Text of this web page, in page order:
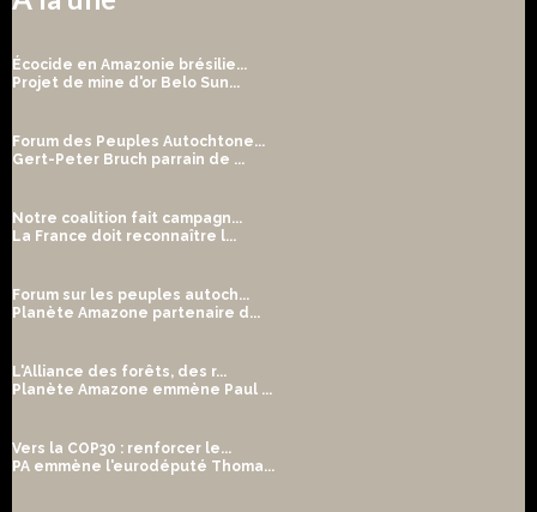
Écocide en Amazonie brésilie...
Projet de mine d'or Belo Sun...
Forum des Peuples Autochtone...
Gert-Peter Bruch parrain de ...
Notre coalition fait campagn...
La France doit reconnaître l...
Forum sur les peuples autoch...
Planète Amazone partenaire d...
L'Alliance des forêts, des r...
Planète Amazone emmène Paul ...
Vers la COP30 : renforcer le...
PA emmène l'eurodéputé Thoma...